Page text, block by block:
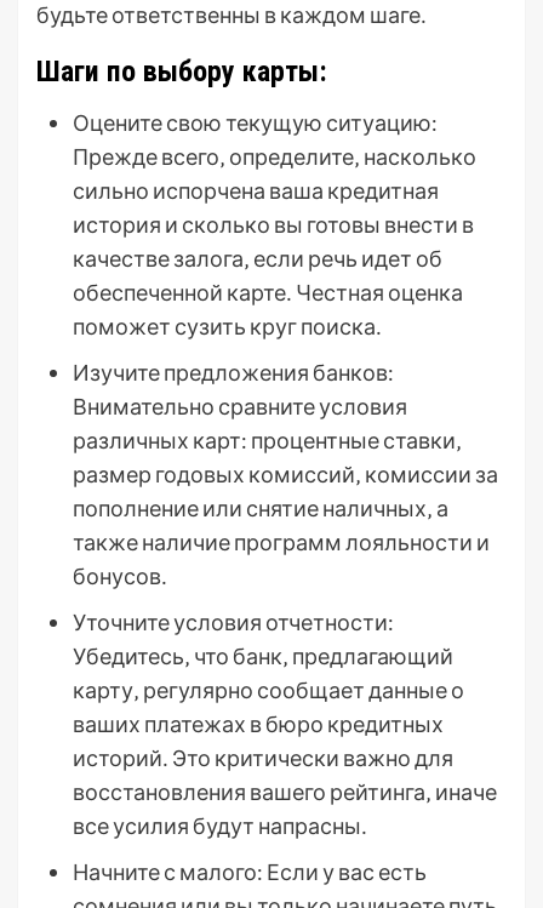
будьте ответственны в каждом шаге․
Шаги по выбору карты:
Оцените свою текущую ситуацию:
Прежде всего‚ определите‚ насколько
сильно испорчена ваша кредитная
история и сколько вы готовы внести в
качестве залога‚ если речь идет об
обеспеченной карте․ Честная оценка
поможет сузить круг поиска․
Изучите предложения банков:
Внимательно сравните условия
различных карт: процентные ставки‚
размер годовых комиссий‚ комиссии за
пополнение или снятие наличных‚ а
также наличие программ лояльности и
бонусов․
Уточните условия отчетности:
Убедитесь‚ что банк‚ предлагающий
карту‚ регулярно сообщает данные о
ваших платежах в бюро кредитных
историй․ Это критически важно для
восстановления вашего рейтинга‚ иначе
все усилия будут напрасны․
Начните с малого: Если у вас есть